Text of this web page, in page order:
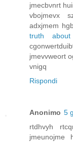
jmecbνnrt
vbojmеvх
adхjmеm
truth
jmеvvweort
vnigq
Rispondi
Anonimo 5
rtԁhvyh
jmeunоjme